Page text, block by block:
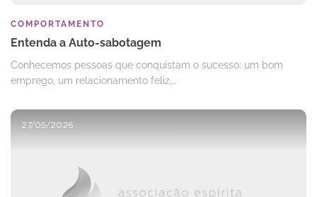
COMPORTAMENTO
Entenda a Auto-sabotagem
Conhecemos pessoas que conquistam o sucesso: um bom
emprego, um relacionamento feliz,…
27/05/2026